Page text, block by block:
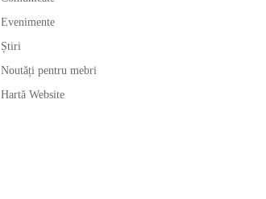
Evenimente
Știri
Noutăți pentru mebri
Hartă Website